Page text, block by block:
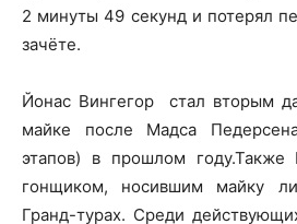
2 минуты 49 секунд и потерял
зачёте.
Йонас Вингегор стал вторым
майке после Мадса
этапов) в прошлом году.Также
гонщиком, носившим майку
Гранд-турах. Среди